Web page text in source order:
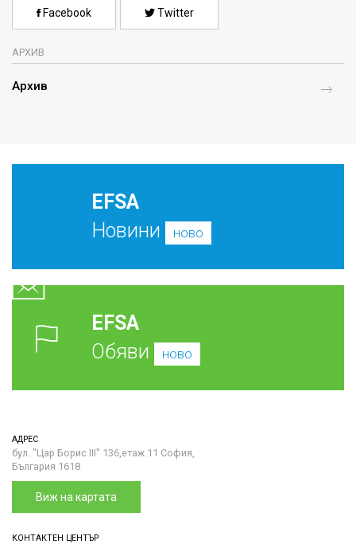
Facebook Twitter
АРХИВ
Архив
EFSA
Новини
ново
EFSA
Обяви
ново
АДРЕС
бул. "Цар Борис III" 136,етаж 11 София,
България 1618
Виж на картата
КОНТАКТЕН ЦЕНТЪР